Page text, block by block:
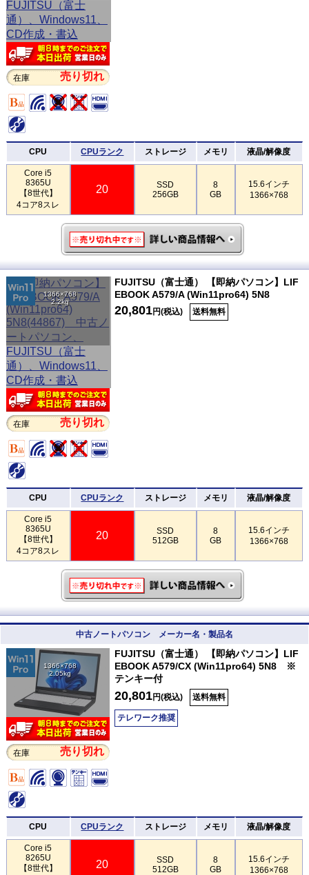
在庫 売り切れ
CPU CPUランク ストレージ メモリ 液晶/解像度
Core i5
8365U
【8世代】
4コア8スレ
20
SSD
256GB
8
GB
15.6インチ
1366×768
1366×768
2.2kg
在庫 売り切れ
FUJITSU（富士通） 【即納パソコン】LIF
EBOOK A579/A (Win11pro64) 5N8
20,801円(税込) 送料無料
CPU CPUランク ストレージ メモリ 液晶/解像度
Core i5
8365U
【8世代】
4コア8スレ
20
SSD
512GB
8
GB
15.6インチ
1366×768
中古ノートパソコン メーカー名・製品名
1366×768
2.05kg
在庫 売り切れ
FUJITSU（富士通） 【即納パソコン】LIF
EBOOK A579/CX (Win11pro64) 5N8 ※
テンキー付
20,801円(税込) 送料無料
テレワーク推奨
CPU CPUランク ストレージ メモリ 液晶/解像度
Core i5
8265U
【8世代】
20
SSD
512GB
8
GB
15.6インチ
1366×768